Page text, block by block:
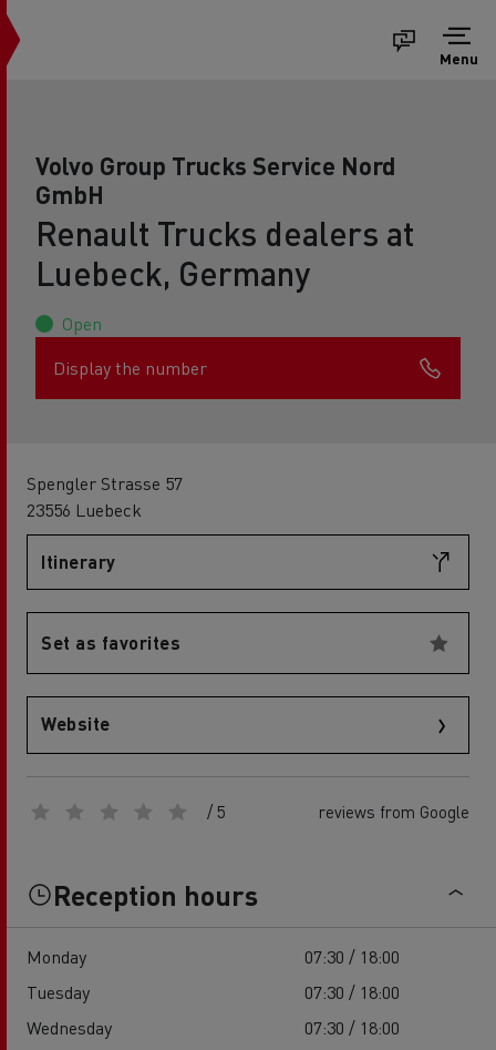
Menu
Volvo Group Trucks Service Nord
GmbH
Renault Trucks dealers at
Luebeck, Germany
Open
Display the number
Spengler Strasse 57
23556 Luebeck
Itinerary
Set as favorites
Website
/ 5 reviews from Google
Reception hours
Monday
07:30 / 18:00
Tuesday
07:30 / 18:00
Wednesday
07:30 / 18:00